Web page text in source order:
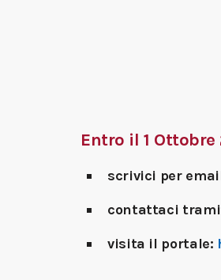
Entro il 1
scrivici per
contattaci
visita il portale: